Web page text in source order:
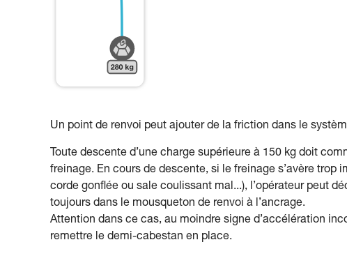
Un point de renvoi peut ajouter de la friction dans le
Toute descente d’une charge supérieure à 150 kg doit
freinage. En cours de descente, si le freinage s’avère trop
corde gonflée ou sale coulissant mal...), l’opérateur peut
toujours dans le mousqueton de renvoi à l’ancrage.
Attention dans ce cas, au moindre signe d’accélération
remettre le demi-cabestan en place.